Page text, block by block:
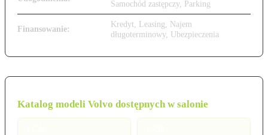
Samochód zastępczy, Parking
Finansowanie:
Kredyt, Leasing, Najem
długoterminowy, Ubezpieczenia
Katalog modeli Volvo dostępnych w salonie